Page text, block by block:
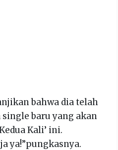
bahwa dia telah
baru yang akan
Kali’ ini.
ya!”pungkasnya.